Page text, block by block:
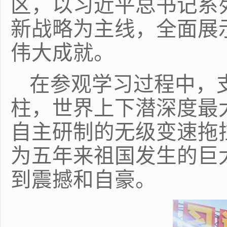
区，以习近平总书记
新战略为主线，全面
伟大成就。
在参观学习过程中，
柱，世界上下潜深度最
自主研制的无级变速
为五年来祖国发生的
到震撼和自豪。